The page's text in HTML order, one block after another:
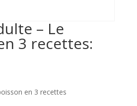
– Le
3 recettes:
en 3 recettes